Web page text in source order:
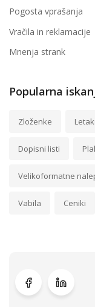
Pogosta vprašanja
Vračila in reklamacije
Mnenja strank
Popularna
Zloženke Letaki
Dopisni listi
Velikoformatne
Vabila Ceniki